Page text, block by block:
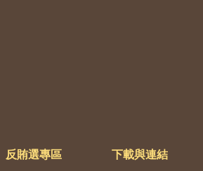
反賄選專區 下載與連結